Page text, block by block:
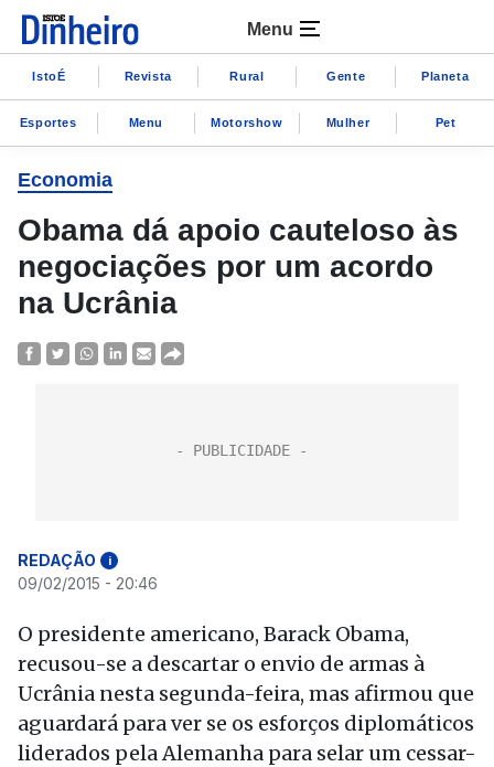
Menu
IstoÉ Revista Rural Gente Planeta
Esportes Menu Motorshow Mulher Pet
Economia
Obama dá apoio cauteloso às
negociações por um acordo
na Ucrânia
REDAÇÃO i
09/02/2015 - 20:46
O presidente americano, Barack Obama,
recusou-se a descartar o envio de armas à
Ucrânia nesta segunda-feira, mas afirmou que
aguardará para ver se os esforços diplomáticos
liderados pela Alemanha para selar um cessar-